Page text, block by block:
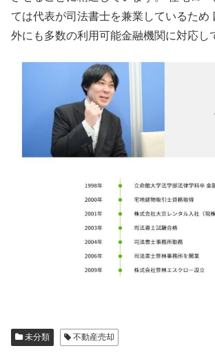
ては代表が司法書士を兼業しているため
外にも多数の利用可能金融機関に対応し
未分類 不動産売却